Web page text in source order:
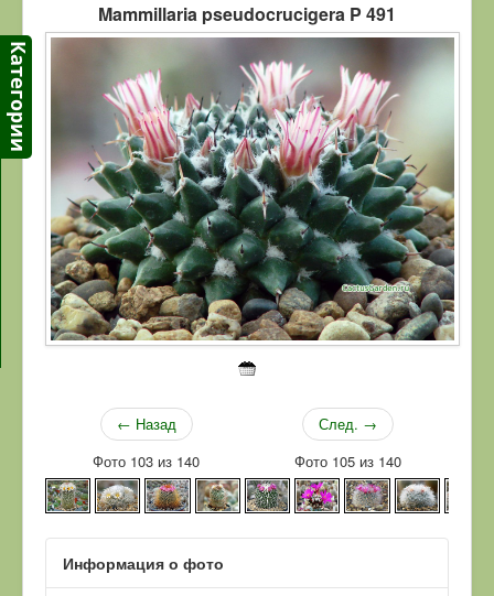
Ссылки
Mammillaria pseudocrucigera P 491
← Назад
Фото 103 из 140
След. →
Фото 105 из 140
Информация о фото